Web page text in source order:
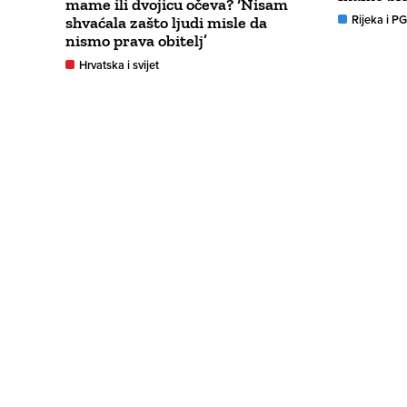
mame ili dvojicu očeva? ‘Nisam
shvaćala zašto ljudi misle da
nismo prava obitelj’
Hrvatska i svijet
Rijeka i